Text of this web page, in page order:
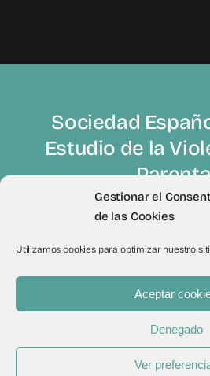
Gestionar el
de las Cookies
Utilizamos cookies para optimizar nuestro
Aceptar
Denegado
Ver
Sociedad
Estudio de la
© 2012 - 2026Todos los derechos